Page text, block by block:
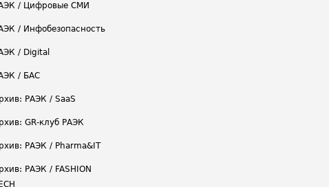
/ Цифровые СМИ
/ Инфобезопасность
/ Digital
/ БАС
РАЭК / SaaS
GR-клуб РАЭК
РАЭК / Pharma&IT
РАЭК / FASHION